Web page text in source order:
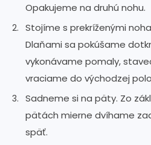
Opakujeme na druhú nohu.
Stojíme s prekríženými
Dlaňami sa pokúšame
vykonávame pomaly,
vraciame do východzej
Sadneme si na päty. Zo
pätách mierne dvíhame
späť.